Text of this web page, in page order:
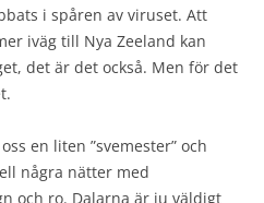
i spåren av viruset. Att
iväg till Nya Zeeland kan
det är det också. Men för det
en liten ”svemester” och
några nätter med
och ro. Dalarna är ju väldigt